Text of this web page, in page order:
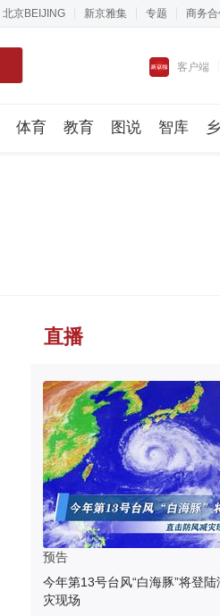
北京BEIJING 新京雅集 专题 商务
客户端
体育 教育 图说 智库
直播
预告
今年第13号台风“白海豚”将登
灾现场